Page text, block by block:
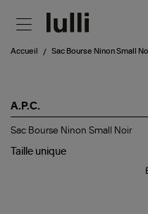
Accueil Sac Bourse Ninon Small
A.P.C.
Sac
Ninon
Sac Bourse Ninon Small Noir
Taille unique